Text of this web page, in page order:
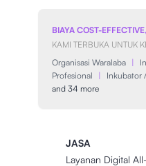
BIAYA COST-
KAMI TERBUKA UNTUK
Organisasi Waralaba |
Profesional
| Inkubator
and 34 more
JASA
Layanan Digital